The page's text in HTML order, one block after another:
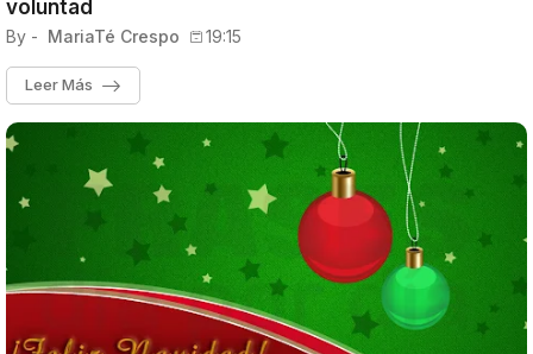
voluntad
By - MariaTé Crespo 19:15
Leer Más